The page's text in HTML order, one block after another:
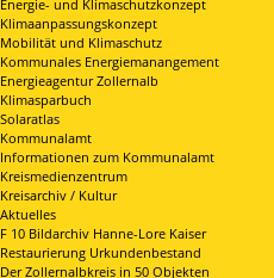
Energie- und Klimaschutzkonzept
Klimaanpassungskonzept
Mobilität und Klimaschutz
Kommunales Energiemanangement
Energieagentur Zollernalb
Klimasparbuch
Solaratlas
Kommunalamt
Informationen zum Kommunalamt
Kreismedienzentrum
Kreisarchiv / Kultur
Aktuelles
F 10 Bildarchiv Hanne-Lore Kaiser
Restaurierung Urkundenbestand
Der Zollernalbkreis in 50 Objekten